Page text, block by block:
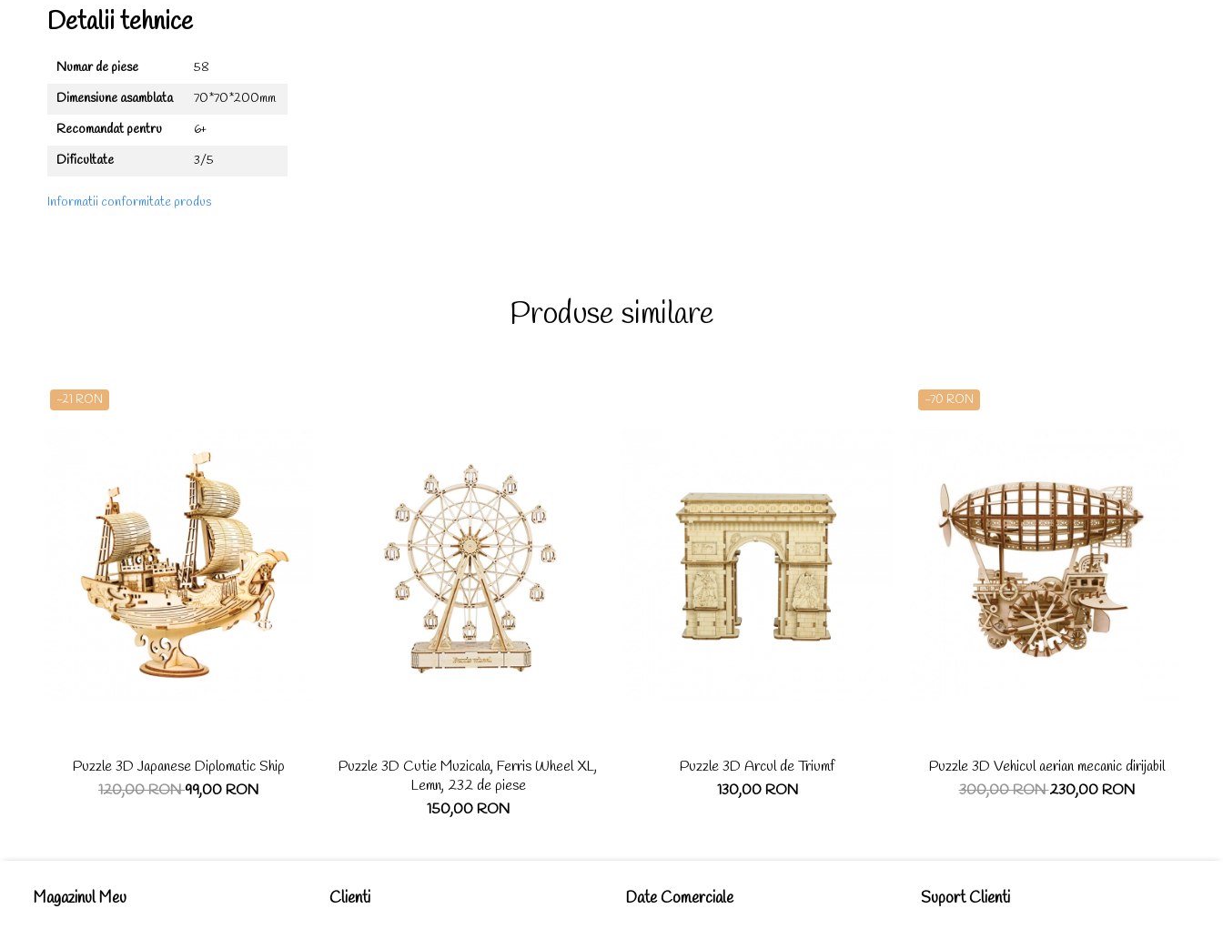
Detalii tehnice
Numar de piese
58
Dimensiune asamblata
70*70*200mm
Recomandat pentru
6+
Dificultate
3/5
Informatii conformitate produs
Produse similare
-21 RON
Puzzle 3D Japanese Diplomatic Ship
120,00 RON99,00 RON
Puzzle 3D Cutie Muzicala, Ferris Wheel XL,
Lemn, 232 de piese
150,00 RON
Puzzle 3D Arcul de Triumf
130,00 RON
-70 RON
Puzzle 3D Vehicul aerian mecanic dirijabil
300,00 RON230,00 RON
Magazinul Meu Clienti Date Comerciale Suport Clienti